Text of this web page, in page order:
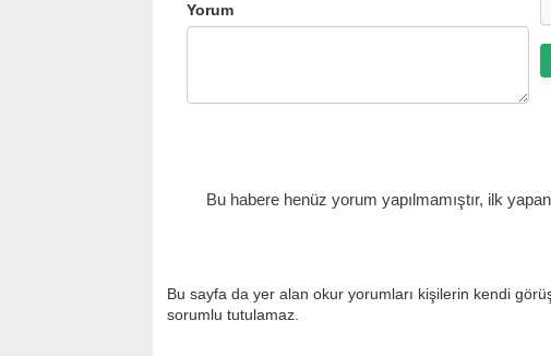
Yorum
Bu habere henüz yorum yapılmamıştır, ilk
Bu sayfa da yer alan okur yorumları kişilerin kendi
sorumlu tutulamaz.